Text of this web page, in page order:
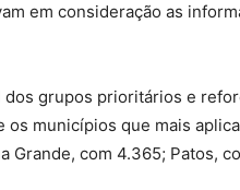
em consideração as
grupos prioritários e
os municípios que mais
com 4.365; Patos,